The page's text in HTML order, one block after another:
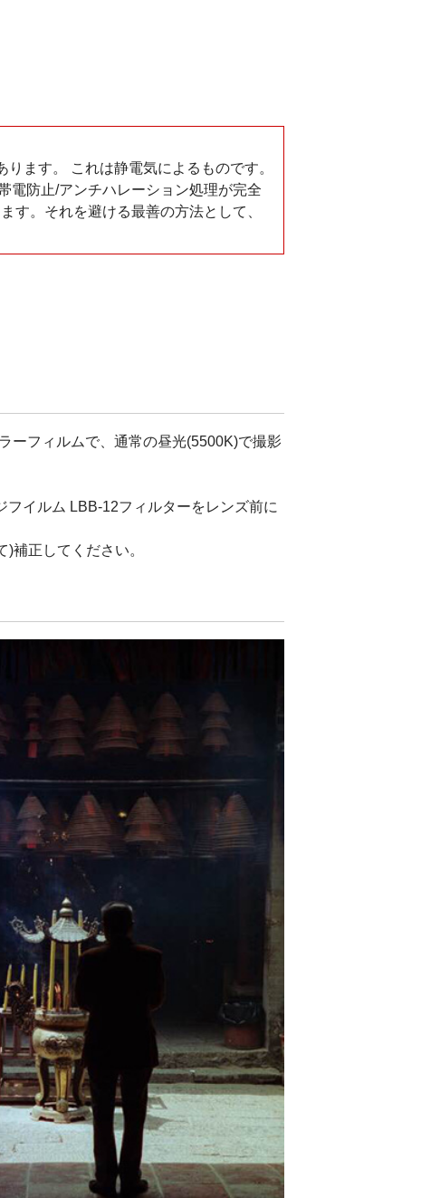
ます。 これは静電気によるものです。
電防止/アンチハレーション処理が完全
す。それを避ける最善の方法として、
ーフィルムで、通常の昼光(5500K)で撮影
イルム LBB-12フィルターをレンズ前に
補正してください。